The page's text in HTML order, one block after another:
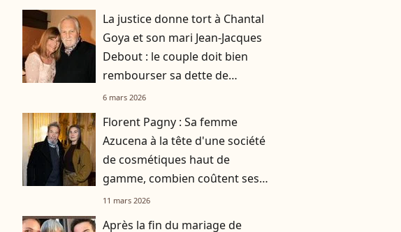
La justice donne tort à Chantal
Goya et son mari Jean-Jacques
Debout : le couple doit bien
rembourser sa dette de
plusieurs millions d'euros
6 mars 2026
Florent Pagny : Sa femme
Azucena à la tête d'une société
de cosmétiques haut de
gamme, combien coûtent ses
produits ?
11 mars 2026
Après la fin du mariage de